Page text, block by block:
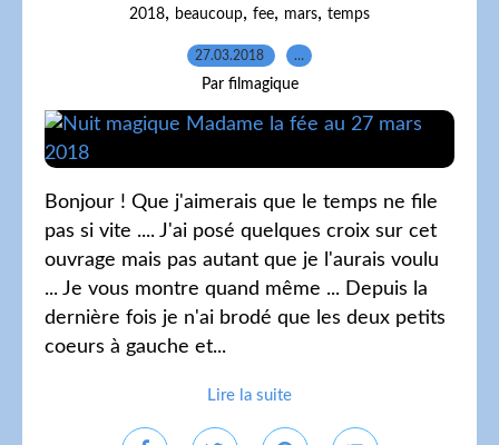
2018, beaucoup, fee, mars, temps
27.03.2018 …
Par filmagique
Bonjour ! Que j'aimerais que le temps ne file
pas si vite .... J'ai posé quelques croix sur cet
ouvrage mais pas autant que je l'aurais voulu
... Je vous montre quand même ... Depuis la
dernière fois je n'ai brodé que les deux petits
coeurs à gauche et...
Lire la suite